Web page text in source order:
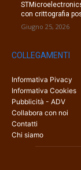
con crittografia
Giugno 25, 2026
COLLEGAMENTI
Informativa Pivacy
Informativa Cookies
Pubblicità - ADV
Collabora con noi
Contatti
Chi siamo